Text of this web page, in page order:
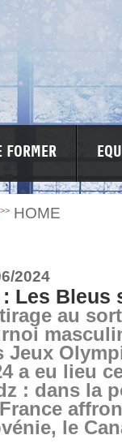
FORMER
VIOLENCES
>> HOME
2024
: Les Bleus
au
Jeux
a eu lieu
: dans la
le